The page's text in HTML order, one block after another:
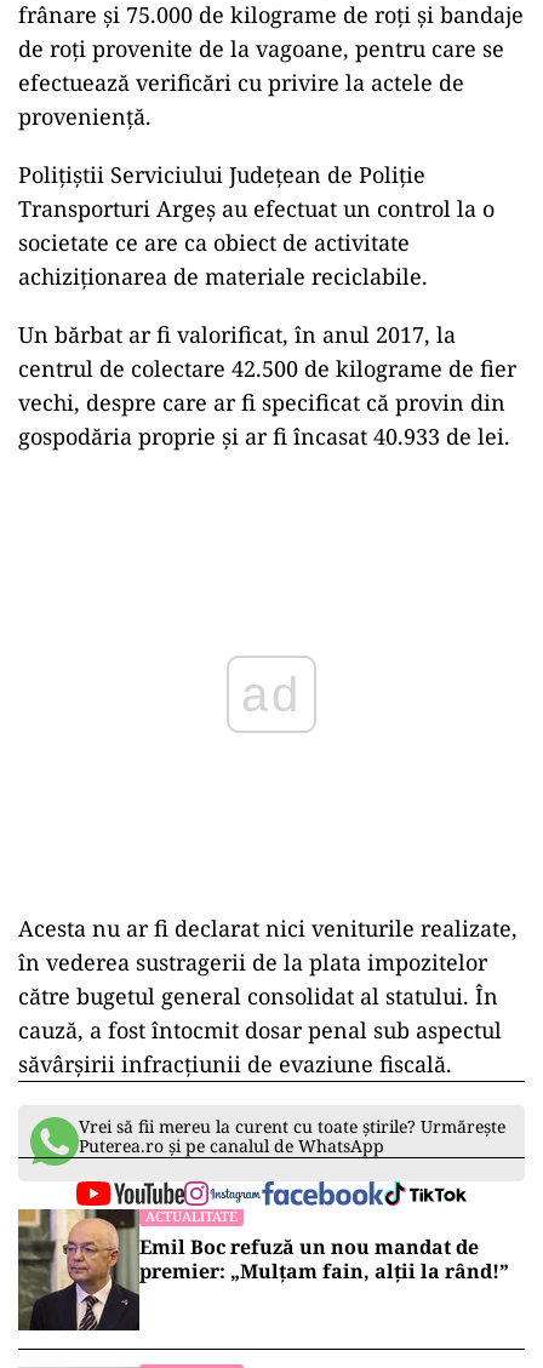
transporturilor feroviare.
Polițiștii au aplicat 195 de sancţiuni
contravenționale, în valoare totală de 116.555
Exemplu
În urma controlului efectuat la o societate
comercială, polițiștii Secţiei Regionale de Poliţie
aproximativ 15.000 kg. de deșeuri de saboți de
frânare și 75.000 de kilograme de roți și bandaje
de roți provenite de la vagoane, pentru care se
efectuează verificări cu privire la actele de
Un bărbat ar fi valorificat, în anul 2017, la
centrul de colectare 42.500 de kilograme de fier
ad
Acesta nu ar fi declarat nici veniturile realizate,
în vederea sustragerii de la plata impozitelor
către bugetul general consolidat al statului. În